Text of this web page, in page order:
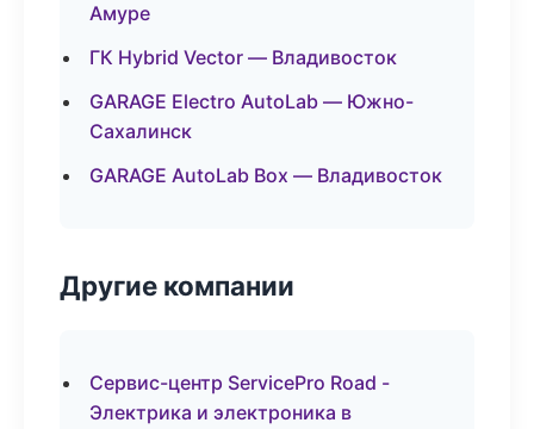
Амуре
ГК Hybrid Vector — Владивосток
GARAGE Electro AutoLab — Южно-
Сахалинск
GARAGE AutoLab Box — Владивосток
Другие компании
Сервис-центр ServicePro Road -
Электрика и электроника в